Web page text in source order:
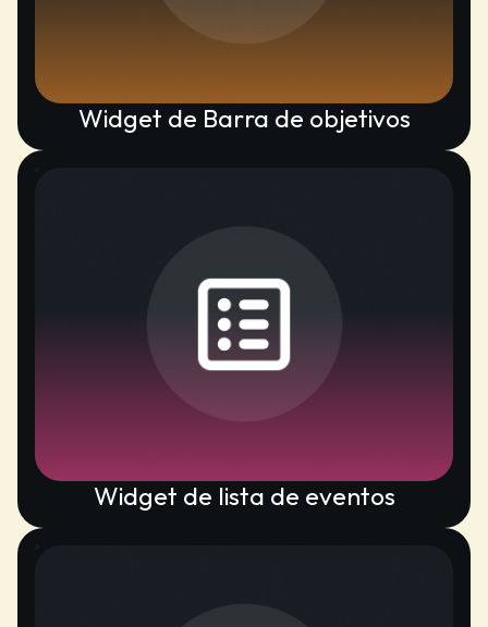
Widget de Barra de objetivos
Widget de lista de eventos